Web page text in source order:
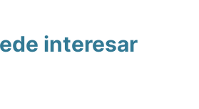
interesar